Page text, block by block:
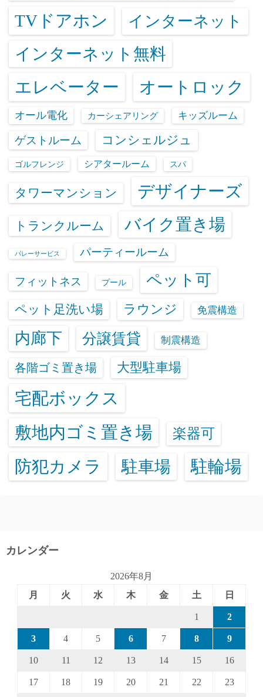
TVドアホン インターネット
インターネット無料
エレベーター オートロック
オール電化 カーシェアリング キッズルーム
ゲストルーム コンシェルジュ
ゴルフレンジ シアタールーム スパ
タワーマンション デザイナーズ
トランクルーム バイク置き場
バレーサービス パーティールーム
フィットネス プール ペット可
ペット足洗い場 ラウンジ 免震構造
内廊下 分譲賃貸 制震構造
各階ゴミ置き場 大型駐車場
宅配ボックス
敷地内ゴミ置き場
楽器可
防犯カメラ 駐車場 駐輪場
カレンダー
2026年8月
月
火 水 木 金 土 日
1 2
3 4 5 6 7 8 9
10 11 12 13 14 15 16
17 18 19 20 21 22 23